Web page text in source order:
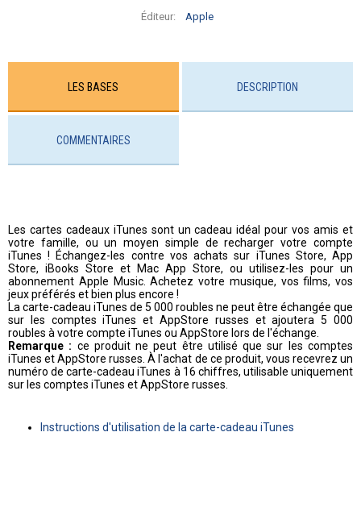
Éditeur: Apple
LES BASES DESCRIPTION
COMMENTAIRES
Les cartes cadeaux iTunes sont un cadeau idéal pour vos amis et
votre famille, ou un moyen simple de recharger votre compte
iTunes ! Échangez-les contre vos achats sur iTunes Store, App
Store, iBooks Store et Mac App Store, ou utilisez-les pour un
abonnement Apple Music. Achetez votre musique, vos films, vos
jeux préférés et bien plus encore !
La carte-cadeau iTunes de 5 000 roubles ne peut être échangée que
sur les comptes iTunes et AppStore russes et ajoutera 5 000
roubles à votre compte iTunes ou AppStore lors de l'échange.
Remarque : ce produit ne peut être utilisé que sur les comptes
iTunes et AppStore russes. À l'achat de ce produit, vous recevrez un
numéro de carte-cadeau iTunes à 16 chiffres, utilisable uniquement
sur les comptes iTunes et AppStore russes.
Instructions d'utilisation de la carte-cadeau iTunes